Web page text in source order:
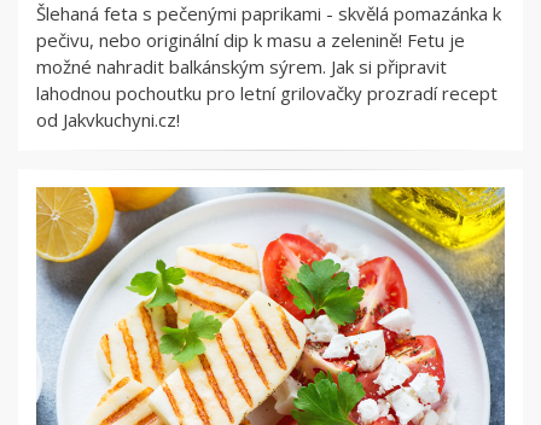
Šlehaná feta s pečenými paprikami - skvělá pomazánka k
pečivu, nebo originální dip k masu a zelenině! Fetu je
možné nahradit balkánským sýrem. Jak si připravit
lahodnou pochoutku pro letní grilovačky prozradí recept
od Jakvkuchyni.cz!